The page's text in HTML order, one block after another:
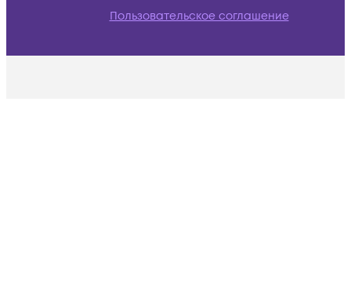
Пользовательское соглашение